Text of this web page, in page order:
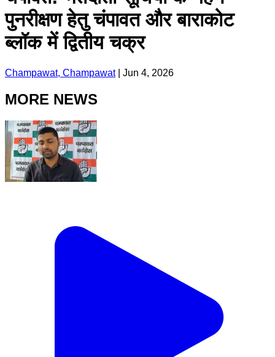
पुनरीक्षण हेतु चंपावत और बाराकोट
ब्लॉक में द्वितीय चक्र
Champawat, Champawat| Jun 4, 2026
MORE NEWS